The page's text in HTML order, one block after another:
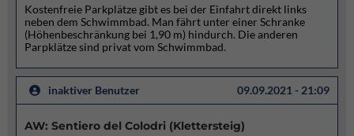
Kostenfreie Parkplätze gibt es bei der Einfahrt direkt links
neben dem Schwimmbad. Man fährt unter einer Schranke
(Höhenbeschränkung bei 1,90 m) hindurch. Die anderen
Parpklätze sind privat vom Schwimmbad.
inaktiver Benutzer 09.09.2021 - 21:09
AW: Sentiero del Colodri (Klettersteig)